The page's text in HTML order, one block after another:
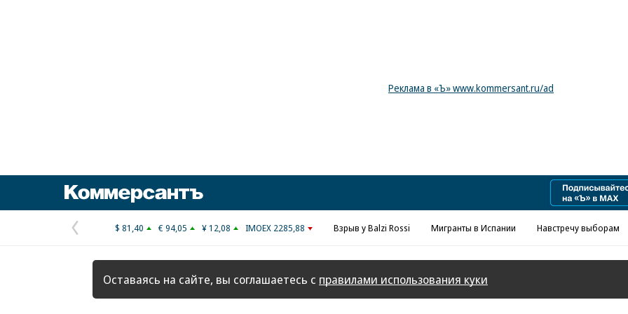
Реклама в «Ъ» www.kommersant.ru/ad
Предыдущая
страница
$ 81,40 € 94,05 ¥ 12,08 IMOEX 2285,88 Взрыв у Balzi Rossi Мигранты в Испании Навстречу выборам
Оставаясь на сайте, вы соглашаетесь с правилами использования куки